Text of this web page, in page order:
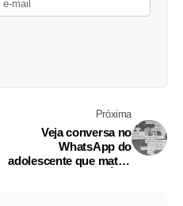
Próxima
Veja conversa no
WhatsApp do
adolescente que matou